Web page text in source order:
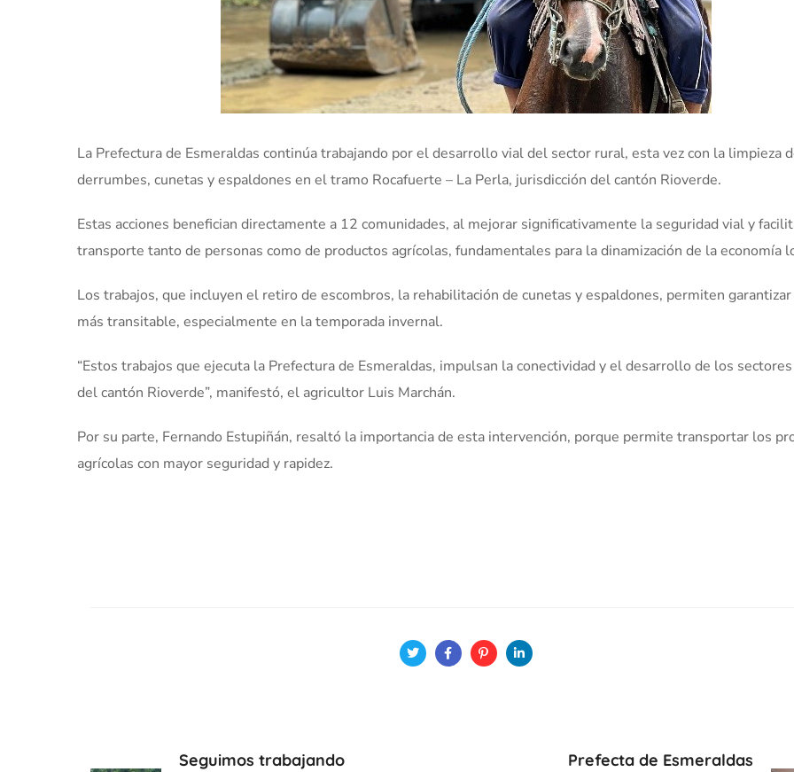
La Prefectura de Esmeraldas continúa trabajando por el desarrollo vial del sector rural, esta vez con la limpieza
derrumbes, cunetas y espaldones en el tramo Rocafuerte – La Perla, jurisdicción del cantón Rioverde.
Estas acciones benefician directamente a 12 comunidades, al mejorar significativamente la seguridad vial y
transporte tanto de personas como de productos agrícolas, fundamentales para la dinamización de la economía
Los trabajos, que incluyen el retiro de escombros, la rehabilitación de cunetas y espaldones, permiten garantizar
más transitable, especialmente en la temporada invernal.
“Estos trabajos que ejecuta la Prefectura de Esmeraldas, impulsan la conectividad y el desarrollo de los
del cantón Rioverde”, manifestó, el agricultor Luis Marchán.
Por su parte, Fernando Estupiñán, resaltó la importancia de esta intervención, porque permite transportar los
agrícolas con mayor seguridad y rapidez.
Seguimos trabajando
Prefecta de Esmeraldas